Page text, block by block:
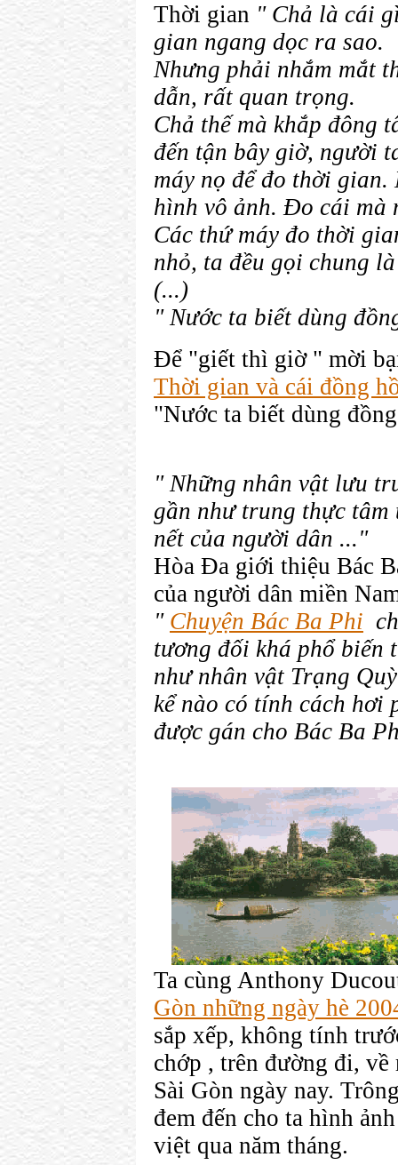
Thời gian " Chả là cái
gian ngang dọc ra sao.
Nhưng phải nhắm mắt
dẫn, rất quan trọng.
Chả thế mà khắp đông
đến tận bây giờ, người
máy nọ để đo thời
hình vô ảnh. Đo cái mà
Các thứ máy đo thời
nhỏ, ta đều gọi chung
(...)
" Nước ta biết dùng
Để "giết thì giờ " mời
Thời gian và cái đồng
"Nước ta biết dùng
" Những nhân vật lưu
gần như trung thực tâm
nết của người dân ..."
Hòa Đa giới thiệu Bác
của người dân miền
" Chuyện Bác Ba Phi
tương đối khá phổ biến
như nhân vật Trạng
kể nào có tính cách hơi
được gán cho Bác Ba
Ta cùng Anthony
Gòn những ngày hè
sắp xếp, không tính
chớp , trên đường đi, về
Sài Gòn ngày nay.
đem đến cho ta hình
việt qua năm tháng.